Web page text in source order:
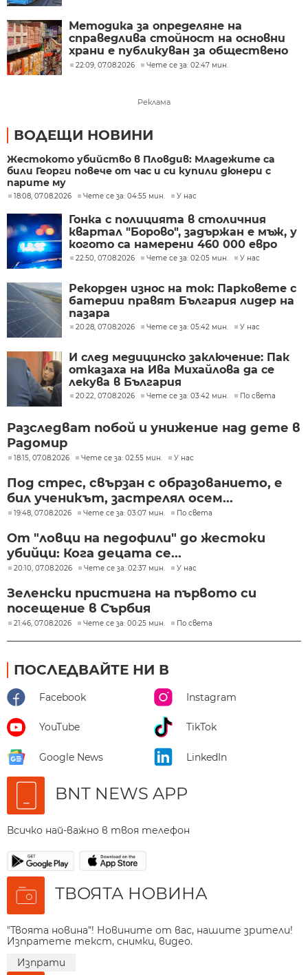
Методика за определяне на
справедлива стойност на основни
храни е публикуван за обществено
обсъждане
22:09, 07.08.2026 Чете се за: 02:47 мин.
Реклама
ВОДЕЩИ НОВИНИ
Жестокото убийство в Пловдив: Младежите са
били Георги повече от час и си купили дюнери с
парите му
18:08, 07.08.2026 Чете се за: 04:55 мин. У нас
Гонка с полицията в столичния
квартал "Борово", задържан е мъж, у
когото са намерени 460 000 евро
22:50, 07.08.2026 Чете се за: 02:05 мин. У нас
Рекорден износ на ток: Парковете с
батерии правят България лидер на
пазара
20:28, 07.08.2026 Чете се за: 05:42 мин. У нас
И след медицинско заключение: Пак
отказаха на Ива Михайлова да се
лекува в България
20:22, 07.08.2026 Чете се за: 03:42 мин. По света
Разследват побой и унижение над дете в
Радомир
18:15, 07.08.2026 Чете се за: 02:55 мин. У нас
Под стрес, свързан с образованието, е
бил ученикът, застрелял осем...
19:48, 07.08.2026 Чете се за: 03:07 мин. По света
От "ловци на педофили" до жестоки
убийци: Кога децата се...
20:10, 07.08.2026 Чете се за: 02:37 мин. У нас
Зеленски пристигна на първото си
посещение в Сърбия
21:46, 07.08.2026 Чете се за: 00:25 мин. По света
ПОСЛЕДВАЙТЕ НИ В
Facebook Instagram
YouTube TikTok
Google News LinkedIn
BNT NEWS APP
Всичко най-важно в твоя телефон
ТВОЯТА НОВИНА
"Твоята новина"! Новините от вас, нашите зрители!
Изпратете текст, снимки, видео.
Изпрати